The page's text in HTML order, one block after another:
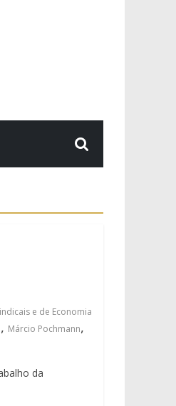
e de Economia
, Márcio Pochmann,
da